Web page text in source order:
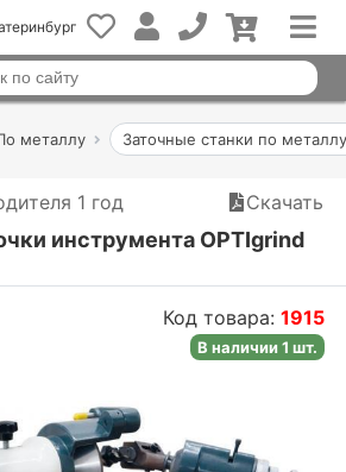
металлу Заточные станки по
1 год Скачать
инструмента OPTIgrind
Код товара:1915
В наличии 1 шт.